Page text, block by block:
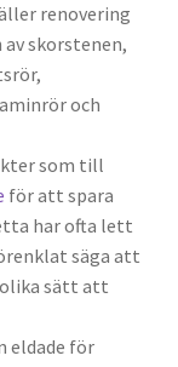
renovering
skorstenen,
och
som till
för att spara
har ofta lett
säga att
olika sätt att
eldade för